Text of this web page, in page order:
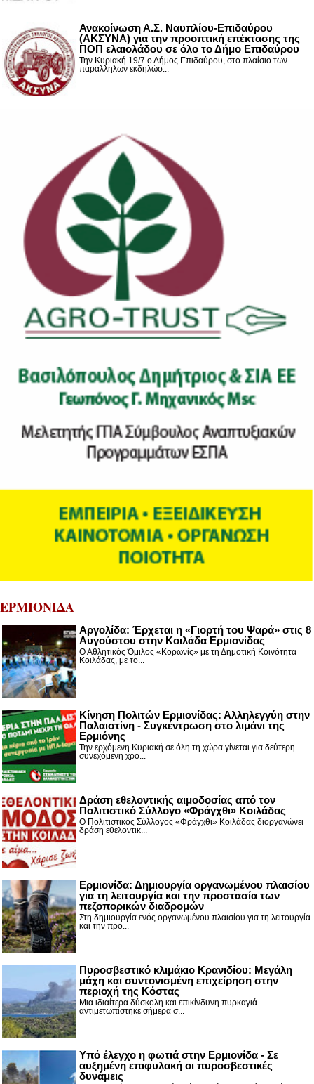
Ανακοίνωση Α.Σ. Ναυπλίου-Επιδαύρου
(ΑΚΣΥΝΑ) για την προοπτική επέκτασης της
ΠΟΠ ελαιολάδου σε όλο το Δήμο Επιδαύρου
Την Κυριακή 19/7 ο Δήμος Επιδαύρου, στο πλαίσιο των
παράλληλων εκδηλώσ...
ΕΡΜΙΟΝΙΔΑ
Αργολίδα: Έρχεται η «Γιορτή του Ψαρά» στις 8
Αυγούστου στην Κοιλάδα Ερμιονίδας
Ο Αθλητικός Όμιλος «Κορωνίς» με τη Δημοτική Κοινότητα
Κοιλάδας, με το...
Κίνηση Πολιτών Ερμιονίδας: Αλληλεγγύη στην
Παλαιστίνη - Συγκέντρωση στο λιμάνι της
Ερμιόνης
Την ερχόμενη Κυριακή σε όλη τη χώρα γίνεται για δεύτερη
συνεχόμενη χρο...
Δράση εθελοντικής αιμοδοσίας από τον
Πολιτιστικό Σύλλογο «Φράγχθι» Κοιλάδας
Ο Πολιτιστικός Σύλλογος «Φράγχθι» Κοιλάδας διοργανώνει
δράση εθελοντικ...
Ερμιονίδα: Δημιουργία οργανωμένου πλαισίου
για τη λειτουργία και την προστασία των
πεζοπορικών διαδρομών
Στη δημιουργία ενός οργανωμένου πλαισίου για τη λειτουργία
και την προ...
Πυροσβεστικό κλιμάκιο Κρανιδίου: Μεγάλη
μάχη και συντονισμένη επιχείρηση στην
περιοχή της Κόστας
Μια ιδιαίτερα δύσκολη και επικίνδυνη πυρκαγιά
αντιμετωπίστηκε σήμερα σ...
Υπό έλεγχο η φωτιά στην Ερμιονίδα - Σε
αυξημένη επιφυλακή οι πυροσβεστικές
δυνάμεις